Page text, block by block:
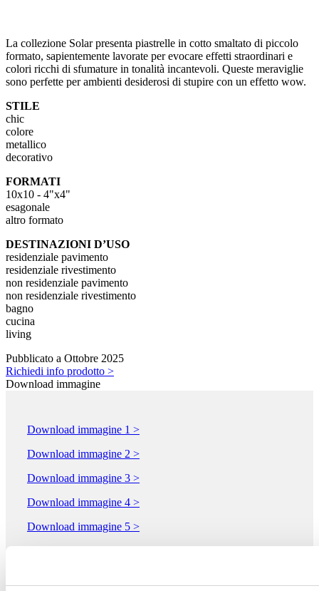
La collezione Solar presenta piastrelle in cotto smaltato di piccolo
formato, sapientemente lavorate per evocare effetti straordinari e
colori ricchi di sfumature in tonalità incantevoli. Queste meraviglie
sono perfette per ambienti desiderosi di stupire con un effetto wow.
STILE
chic
colore
metallico
decorativo
FORMATI
10x10 - 4"x4"
esagonale
altro formato
DESTINAZIONI D’USO
residenziale pavimento
residenziale rivestimento
non residenziale pavimento
non residenziale rivestimento
bagno
cucina
living
Pubblicato a Ottobre 2025
Richiedi info prodotto >
Download immagine
Download immagine 1 >
Download immagine 2 >
Download immagine 3 >
Download immagine 4 >
Download immagine 5 >